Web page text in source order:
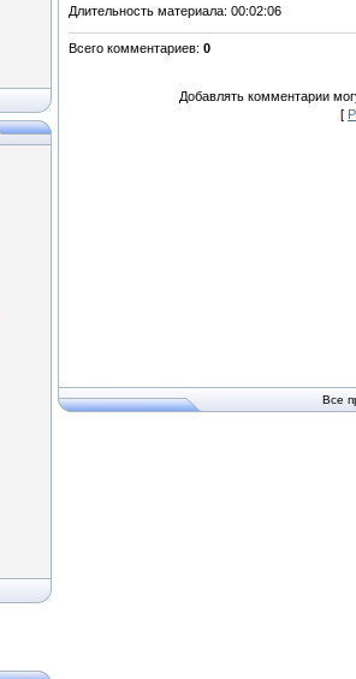
Длительность материала: 00:02:06
Всего комментариев: 0
Добавлять комментарии
[
Все